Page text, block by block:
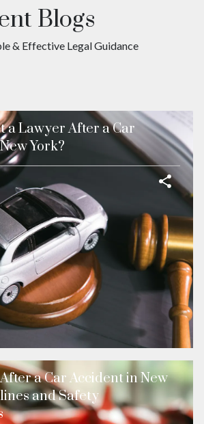
Blogs
& Effective Legal Guidance
a Lawyer After a Car
York?
a Car Accident in New
and Safety